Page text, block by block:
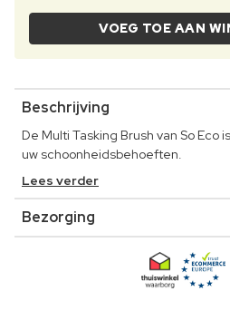
VOEG TOE AAN
Beschrijving
De Multi Tasking Brush van So Eco
uw schoonheidsbehoeften.
Lees verder
Bezorging